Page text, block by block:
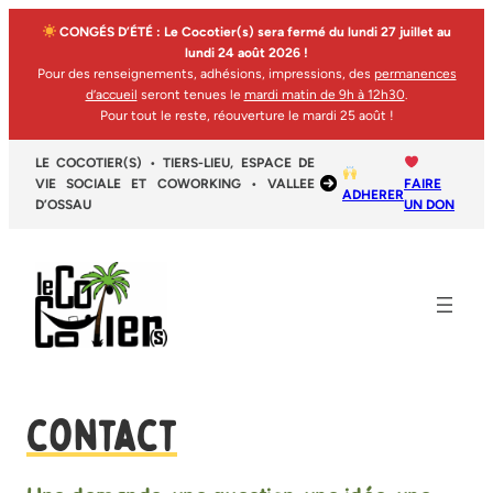
CONGÉS D’ÉTÉ : Le Cocotier(s) sera fermé du lundi 27 juillet au
lundi 24 août 2026 !
Pour des renseignements, adhésions, impressions, des permanences
d’accueil seront tenues le mardi matin de 9h à 12h30.
Pour tout le reste, réouverture le mardi 25 août !
LE COCOTIER(S) • TIERS-LIEU, ESPACE DE
VIE SOCIALE ET COWORKING • VALLEE
D’OSSAU
ADHERER
FAIRE
UN DON
contact